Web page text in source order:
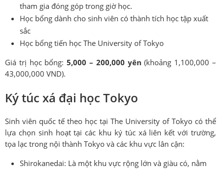
tham gia đóng góp trong giờ học.
Học bổng dành cho sinh viên có thành tích học tập xuất
sắc
Học bổng tiến học The University of Tokyo
Giá trị học bổng:5,000 – 200,000 yên (khoảng 1,100,000 –
43,000,000 VND).
Ký túc xá đại học Tokyo
Sinh viên quốc tế theo học tại The University of Tokyo có thể
lựa chọn sinh hoạt tại các khu ký túc xá liên kết với trường,
tọa lạc trong nội thành Tokyo và các khu vực lân cận:
Shirokanedai: Là một khu vực rộng lớn và giàu có, nằm